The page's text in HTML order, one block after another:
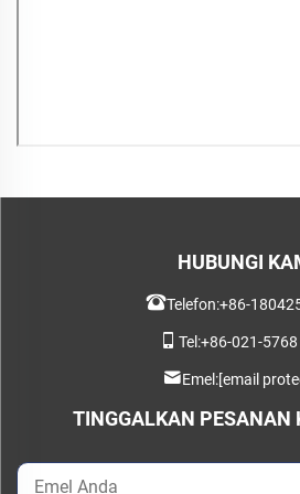
HUBUNGI
Telefon:+86-
Tel:+86-021-
Emel:[email
TINGGALKAN PESANAN